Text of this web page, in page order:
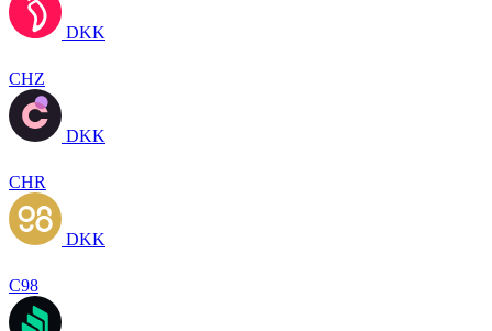
DKK
CHZ
DKK
CHR
DKK
C98